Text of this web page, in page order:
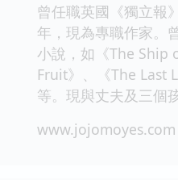
曾任職英國《獨立報
年，現為專職作家。
小說，如《The Ship
Fruit》、《The Last
等。現與丈夫及三個
www.jojomoyes.com